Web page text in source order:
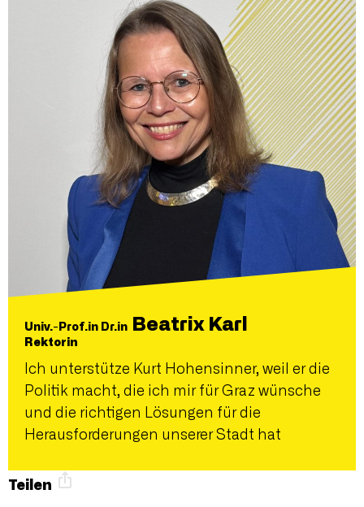
Univ.-Prof.in Dr.in Beatrix Karl
Rektorin
Ich unterstütze Kurt Hohensinner, weil er die
Politik macht, die ich mir für Graz wünsche
und die richtigen Lösungen für die
Herausforderungen unserer Stadt hat
Teilen